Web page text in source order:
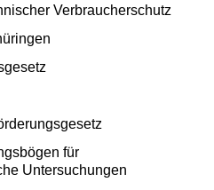
Verbraucherschutz
für
Untersuchungen